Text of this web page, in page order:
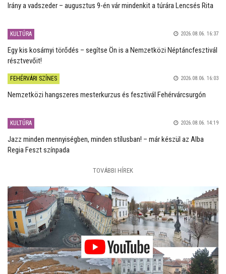
Irány a vadszeder – augusztus 9-én vár mindenkit a túrára Lencsés Rita
KULTÚRA 2026.08.06. 16:37
Egy kis kosárnyi törődés – segítse Ön is a Nemzetközi Néptáncfesztivál
résztvevőit!
FEHÉRVÁRI SZÍNES 2026.08.06. 16:03
Nemzetközi hangszeres mesterkurzus és fesztivál Fehérvárcsurgón
KULTÚRA 2026.08.06. 14:19
Jazz minden mennyiségben, minden stílusban! – már készül az Alba
Regia Feszt színpada
TOVÁBBI HÍREK